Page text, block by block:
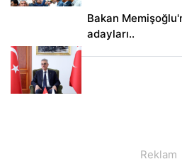
Bakan
adayları..